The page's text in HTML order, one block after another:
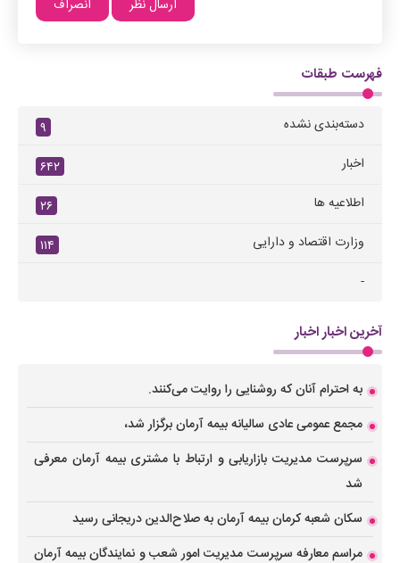
فهرست طبقات
دسته‌بندی نشده
۹
اخبار
۶۴۲
اطلاعیه ها
۲۶
وزارت اقتصاد و دارایی
۱۱۴
-
آخرین اخبار اخبار
به احترام آنان که روشنایی را روایت می‌کنند.
مجمع عمومی عادی سالیانه بیمه آرمان برگزار شد،
سرپرست مدیریت بازاریابی و ارتباط با مشتری بیمه آرمان معرفی
شد
سکان شعبه کرمان بیمه آرمان به صلاح‌الدین دریجانی رسید
مراسم معارفه سرپرست مدیریت امور شعب و نمایندگان بیمه آرمان